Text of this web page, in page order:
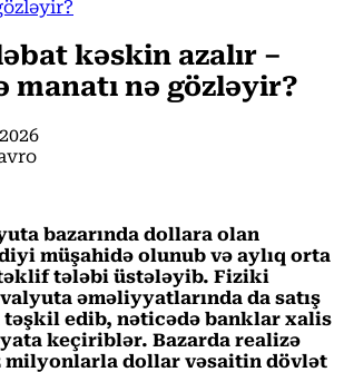
kəskin azalır –
manatı nə gözləyir?
bazarında dollara olan
müşahidə olunub və aylıq orta
tələbi üstələyib. Fiziki
əməliyyatlarında da satış
edib, nəticədə banklar xalis
keçiriblər. Bazarda realizə
milyonlarla dollar vəsaitin dövlət